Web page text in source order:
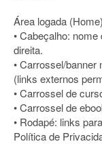
Área logada
• Cabeçalho:
direita.
• Carrossel/
(links externos
• Carrossel de
• Carrossel de
• Rodapé: links
Política de